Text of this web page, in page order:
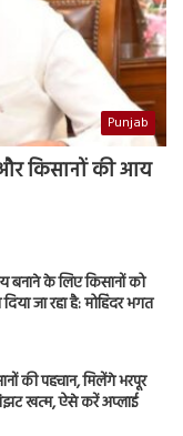
Punjab
किसानों की आय
बनाने के लिए किसानों को
जा रहा है: मोहिंदर भगत
की पहचान, मिलेंगे भरपूर
खत्म, ऐसे करें अप्लाई